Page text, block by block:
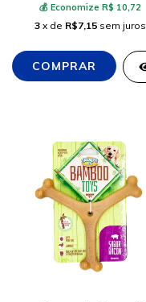
💰 Economize R$ 10,72
3 x de R$7,15 sem juros